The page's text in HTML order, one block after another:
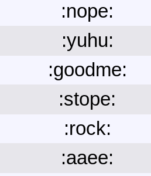
:nope:
:yuhu:
:goodme:
:stope:
:rock:
:aaee: